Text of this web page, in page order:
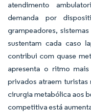
atendimento
demanda por
grampeadores,
sustentam cada caso
contribui com quase
apresenta o ritmo
privados atraem
cirurgia metabólica aos
competitiva está